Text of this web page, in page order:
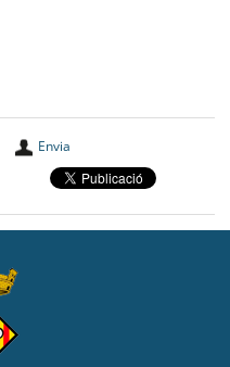
Envia